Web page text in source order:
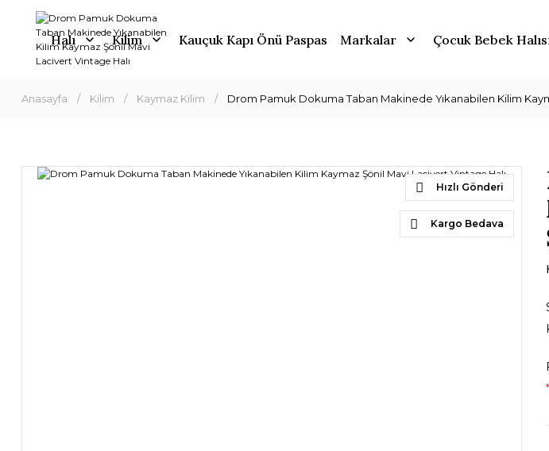
Halı Kilim Kauçuk Kapı Önü Paspas Markalar Çocuk Bebek
Anasayfa Kilim Kaymaz Kilim Drom Pamuk Dokuma Taban Makinede Yıkanabilen Kilim
Hızlı Gönderi
Kargo Bedava